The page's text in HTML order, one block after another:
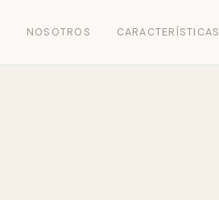
NOSOTROS CARACTERÍSTICAS